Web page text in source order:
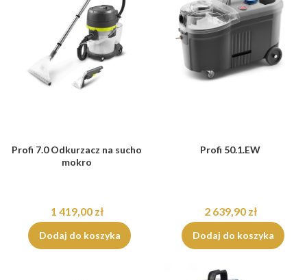
Profi 7.0 Odkurzacz na sucho
mokro
1 419,00 zł
Dodaj do koszyka
Profi 50.1.EW
2 639,90 zł
Dodaj do koszyka